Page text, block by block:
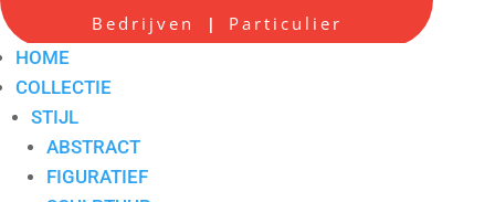
Bedrijven | Particulier
HOME
COLLECTIE
STIJL
ABSTRACT
FIGURATIEF
Lou Thissen 2
Artikelnummer: